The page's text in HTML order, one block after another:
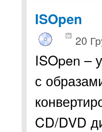
ISOpen
20
ISOpen –
с
CD/DVD